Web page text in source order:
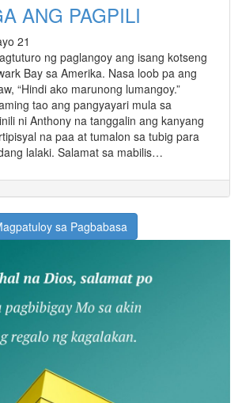
ANG PAGPILI
21
ng paglangoy ang isang kotseng
Bay sa Amerika. Nasa loob pa ang
“Hindi ako marunong lumangoy.”
tao ang pangyayari mula sa
ni Anthony na tanggalin ang kanyang
na paa at tumalon sa tubig para
lalaki. Salamat sa mabilis…
sa Pagbabasa